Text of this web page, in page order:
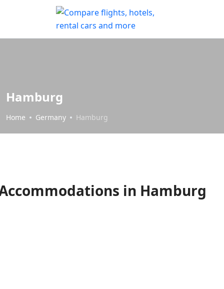
Hamburg
Home Germany Hamburg
in Hamburg